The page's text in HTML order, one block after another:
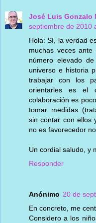
José Luis Gonzalo
septiembre de 2010
Hola: Sí, la verdad
muchas veces
número elevado
universo e historia
trabajar con los
orientarles es el
colaboración es
tomar medidas
sin contar con ellos
no es favorecedor
Un cordial saludo, y
Responder
Anónimo 20 de
En concreto, me
Considero a los